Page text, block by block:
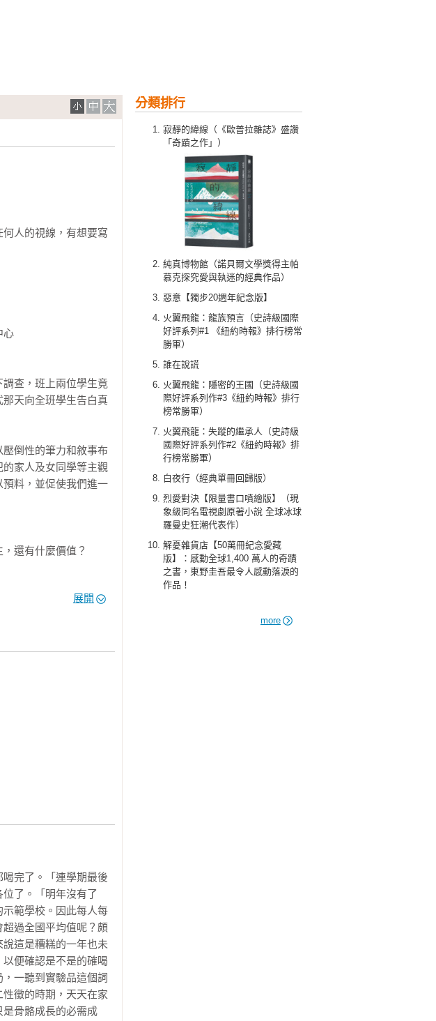
分類排行
寂靜的緯線（《歐普拉雜誌》盛讚
「奇蹟之作」）
純真博物館（諾貝爾文學獎得主帕
慕克探究愛與執迷的經典作品）
惡意【獨步20週年紀念版】
火翼飛龍：龍族預言（史詩級國際
好評系列#1 《紐約時報》排行榜常
勝軍）
誰在說謊
火翼飛龍：隱密的王國（史詩級國
際好評系列作#3《紐約時報》排行
榜常勝軍）
火翼飛龍：失蹤的繼承人（史詩級
國際好評系列作#2《紐約時報》排
行榜常勝軍）
白夜行（經典單冊回歸版）
烈愛對決【限量書口噴繪版】（現
象級同名電視劇原著小說 全球冰球
羅曼史狂潮代表作）
解憂雜貨店【50萬冊紀念愛藏
版】：感動全球1,400 萬人的奇蹟
之書，東野圭吾最令人感動落淚的
作品！
more
人的視線，有想要寫
心
查，班上兩位學生竟
天向全班學生告白真
倒性的筆力和敘事布
家人及女同學等主觀
料，並促使我們進一
，還有什麼價值？
極具爭議的結局作為
能的新人作家。」
展開
完了。「連學期最後
了。「明年沒有了
範學校。因此每人每
過全國平均值呢？頗
這是糟糕的一年也未
便確認是不是的確喝
一聽到實驗品這個詞
徵的時期，天天在家
骨骼成長的必需成